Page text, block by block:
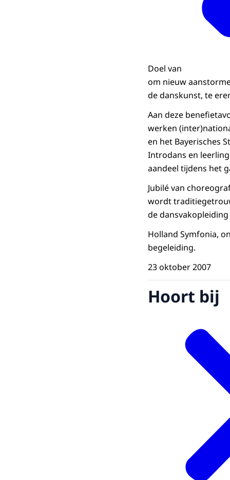
Doel van
om nieuw
de danskunst, te
Aan deze
werken
en het Bayerisches
Introdans en
aandeel tijdens het
Jubilé van
wordt
de
Holland Symfonia,
begeleiding.
23 oktober 2007
Hoort bij